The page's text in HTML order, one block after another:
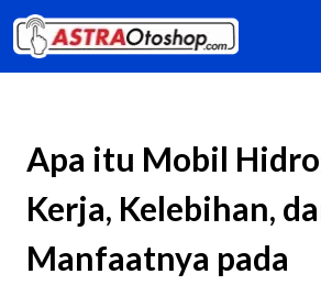
Apa itu Mobil
Kerja, Kelebihan,
Manfaatnya pada